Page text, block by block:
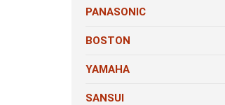
PANASONIC
BOSTON
YAMAHA
SANSUI